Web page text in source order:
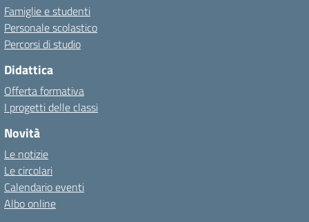
Famiglie e studenti
Personale scolastico
Percorsi di studio
Didattica
Offerta formativa
I progetti delle classi
Novità
Le notizie
Le circolari
Calendario eventi
Albo online